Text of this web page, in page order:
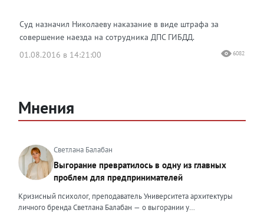
Суд назначил Николаеву наказание в виде штрафа за
совершение наезда на сотрудника ДПС ГИБДД.
01.08.2016 в 14:21:00
6082
Мнения
Светлана Балабан
Выгорание превратилось в одну из главных
проблем для предпринимателей
Кризисный психолог, преподаватель Университета архитектуры
личного бренда Светлана Балабан — о выгорании у